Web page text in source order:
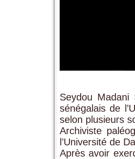
Seydou
sénégalais de
selon plusieurs
Archiviste
l’Université de
Après avoir